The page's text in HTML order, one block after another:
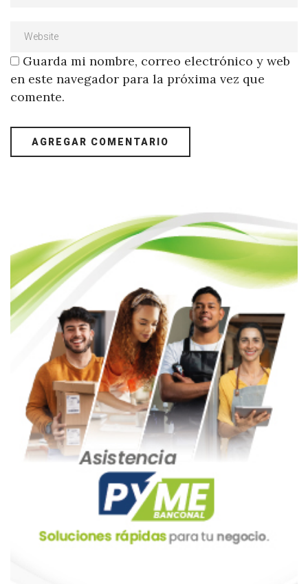
Guarda mi nombre, correo electrónico y web
en este navegador para la próxima vez que
comente.